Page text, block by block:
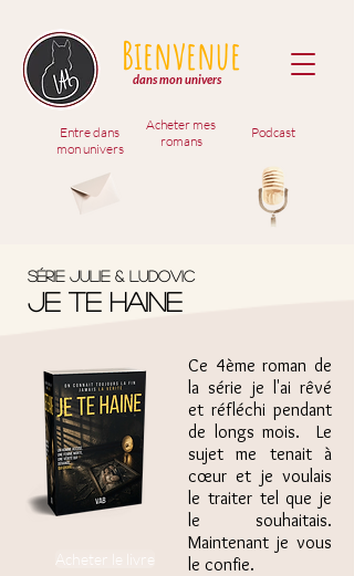
dans mon univers
Bienvenue
Entre dans
mon univers
Acheter mes
romans
Podcast
Série Julie & ludovic
je te haine
Acheter le livre
Ce 4ème roman de
la série je l'ai rêvé
et réfléchi pendant
de longs mois. Le
sujet me tenait à
cœur et je voulais
le traiter tel que je
le souhaitais.
Maintenant je vous
le confie.